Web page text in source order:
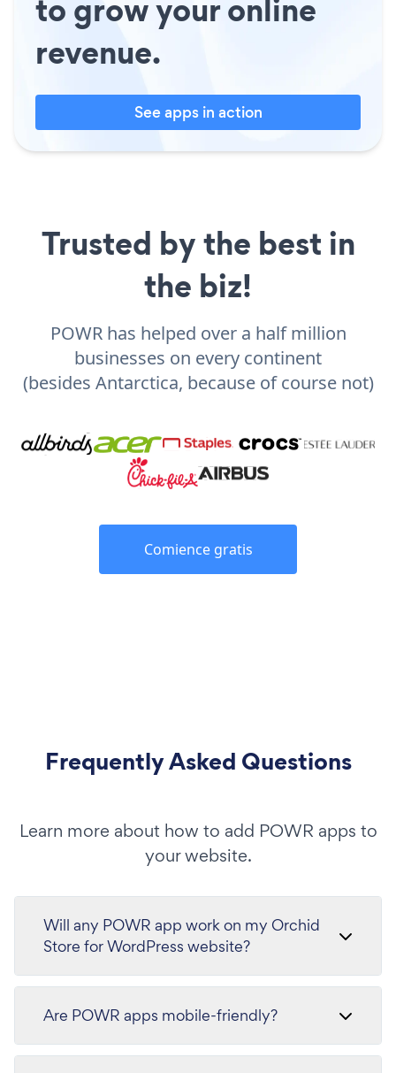
to grow your online
revenue.
See apps in action
Trusted by the best in
the biz!
POWR has helped over a half million
businesses on every continent
(besides Antarctica, because of course not)
Comience gratis
Frequently Asked Questions
Learn more about how to add POWR apps to
your website.
Will any POWR app work on my Orchid
Store for WordPress website?
Are POWR apps mobile-friendly?